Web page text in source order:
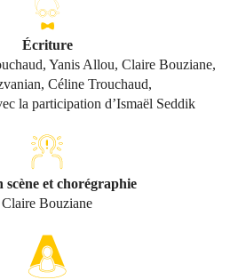
Écriture
Yanis Allou, Claire Bouziane,
Céline Trouchaud,
la participation d’Ismaël Seddik
scène et chorégraphie
Claire Bouziane